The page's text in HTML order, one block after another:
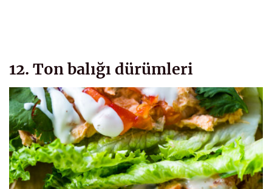
12. Ton balığı dürümleri